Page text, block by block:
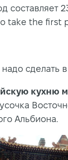
составляет
take the first
сделать
кухню
Альбиона.